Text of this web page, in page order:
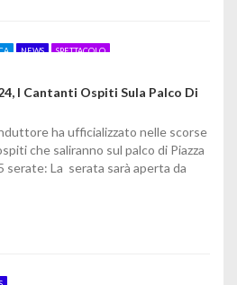
NEWS SPETTACOLO
I Cantanti Ospiti Sula Palco Di
ha ufficializzato nelle scorse
che saliranno sul palco di Piazza
serate: La serata sarà aperta da